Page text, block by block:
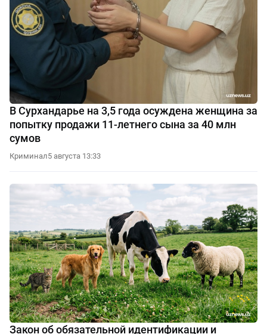
В Сурхандарье на 3,5 года осуждена женщина за
попытку продажи 11-летнего сына за 40 млн
сумов
Криминал5 августа 13:33
Закон об обязательной идентификации и